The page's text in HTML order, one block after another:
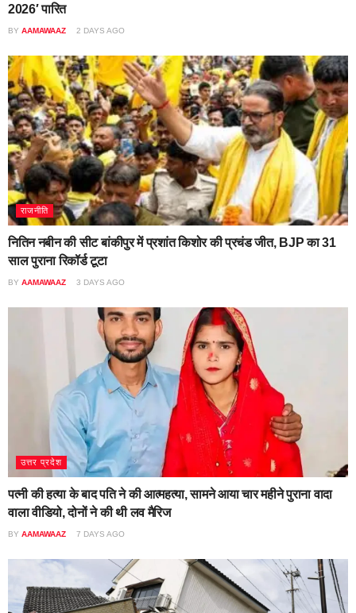
2026′ पारित
BY AAMAWAAZ 2 DAYS AGO
राजनीति
नितिन नबीन की सीट बांकीपुर में प्रशांत किशोर की प्रचंड जीत, BJP का 31
साल पुराना रिकॉर्ड टूटा
BY AAMAWAAZ 3 DAYS AGO
उत्तर प्रदेश
पत्नी की हत्या के बाद पति ने की आत्महत्या, सामने आया चार महीने पुराना वादा
वाला वीडियो, दोनों ने की थी लव मैरिज
BY AAMAWAAZ 7 DAYS AGO